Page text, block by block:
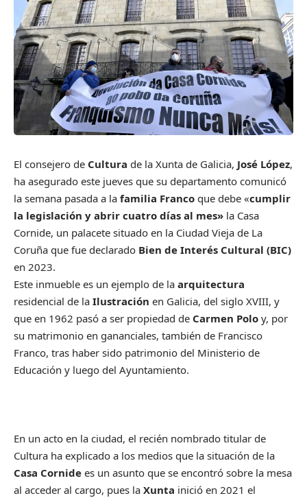
El consejero de Cultura de la Xunta de Galicia, José López,
ha asegurado este jueves que su departamento comunicó
la semana pasada a la familia Franco que debe «cumplir
la legislación y abrir cuatro días al mes» la Casa
Cornide, un palacete situado en la Ciudad Vieja de La
Coruña que fue declarado Bien de Interés Cultural (BIC)
en 2023.
Este inmueble es un ejemplo de la arquitectura
residencial de la Ilustración en Galicia, del siglo XVIII, y
que en 1962 pasó a ser propiedad de Carmen Polo y, por
su matrimonio en gananciales, también de Francisco
Franco, tras haber sido patrimonio del Ministerio de
Educación y luego del Ayuntamiento.
En un acto en la ciudad, el recién nombrado titular de
Cultura ha explicado a los medios que la situación de la
Casa Cornide es un asunto que se encontró sobre la mesa
al acceder al cargo, pues la Xunta inició en 2021 el